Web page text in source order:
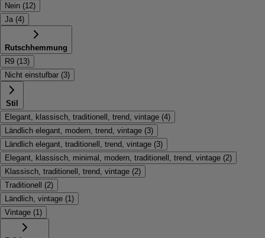
Nein (12)
Ja (4)
Rutschhemmung
R9 (13)
Nicht einstufbar (3)
Stil
Elegant, klassisch, traditionell, trend, vintage (4)
Ländlich elegant, modern, trend, vintage (3)
Ländlich elegant, traditionell, trend, vintage (3)
Elegant, klassisch, minimal, modern, traditionell, trend, vintage (2)
Klassisch, traditionell, trend, vintage (2)
Traditionell
(2)
Ländlich, vintage (1 )
Vintage (1 )